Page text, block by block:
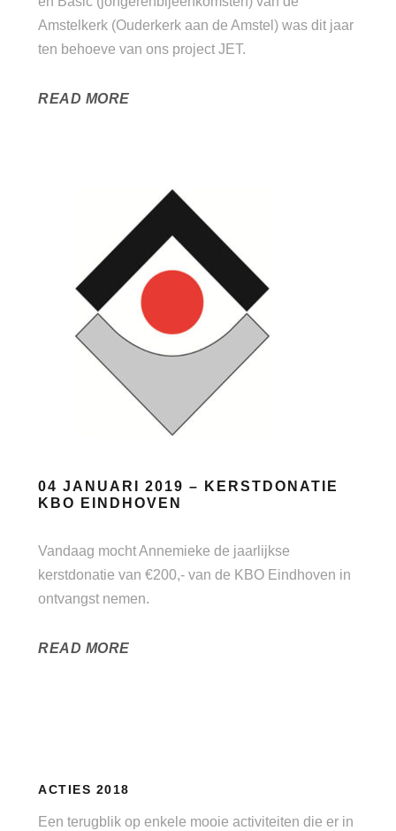
Amstelkerk (Ouderkerk aan de Amstel) was dit jaar
ten behoeve van ons project JET.
READ MORE
04 JANUARI 2019 – KERSTDONATIE
KBO EINDHOVEN
Vandaag mocht Annemieke de jaarlijkse
kerstdonatie van €200,- van de KBO Eindhoven in
ontvangst nemen.
READ MORE
ACTIES 2018
Een terugblik op enkele mooie activiteiten die er in